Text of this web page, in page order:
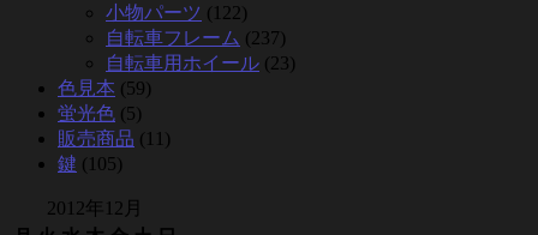
小物パーツ (122)
自転車フレーム (237)
自転車用ホイール (23)
色見本 (59)
蛍光色 (5)
販売商品 (11)
鍵 (105)
2012年12月